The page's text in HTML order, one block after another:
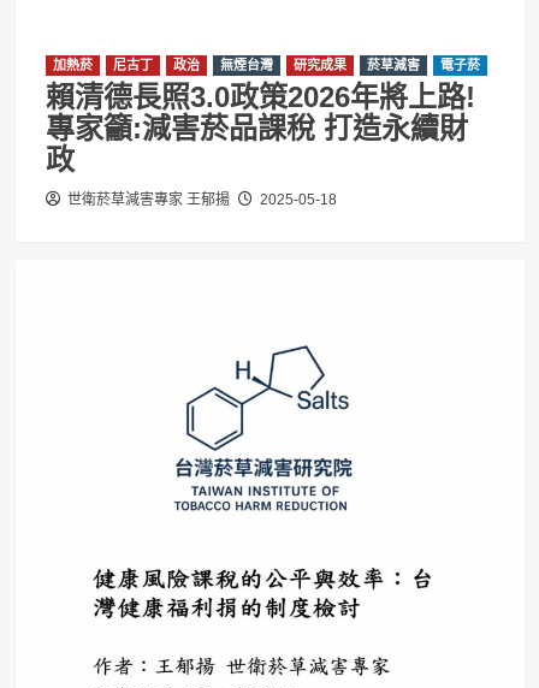
加熱菸 尼古丁 政治 無煙台灣 研究成果 菸草減害 電子菸
賴清德長照3.0政策2026年將上路!
專家籲:減害菸品課稅 打造永續財
政
世衛菸草減害專家 王郁揚 2025-05-18